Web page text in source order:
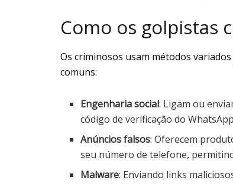
Como os golpistas
Os criminosos usam métodos
comuns:
Engenharia social: Ligam ou
código de verificação do
Anúncios falsos: Oferecem
seu número de telefone,
Malware: Enviando links